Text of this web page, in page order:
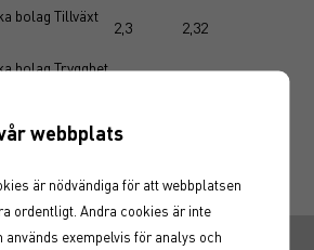
bolag Tillväxt
2,3 2,32
bolag Trygghet
Low Barrier
2,6%
webbplats
är nödvändiga för att webbplatsen
ordentligt. Andra cookies är inte
exempelvis för analys och